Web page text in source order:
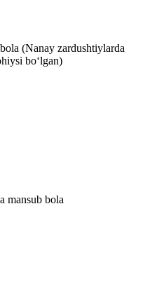
(Nanay zardushtiylarda
bo‘lgan)
mansub bola